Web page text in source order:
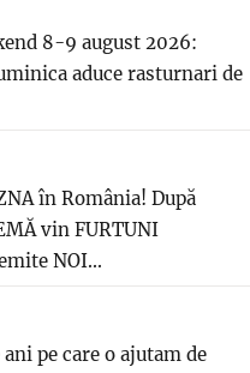
8-9 august 2026:
aduce rasturnari de
în România! După
vin FURTUNI
NOI...
pe care o ajutam de